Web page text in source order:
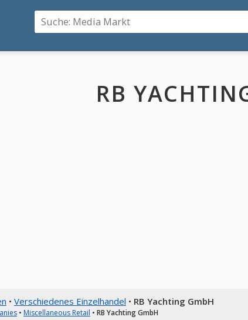
RB
• Verschiedenes Einzelhandel • RB Yachting GmbH
• Miscellaneous Retail • RB Yachting GmbH